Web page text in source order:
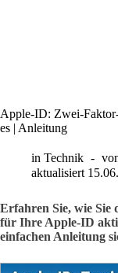
Apple-ID: Zwei-
es | Anleitung
in Technik
aktualisiert
Erfahren Sie, wie
für Ihre Apple-ID
einfachen Anleitung